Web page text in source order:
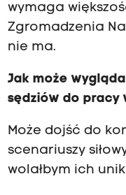
wymaga
Zgromadzenia
nie ma.
Jak może
sędziów do pracy
Może dojść do
scenariuszy
wolałbym ich